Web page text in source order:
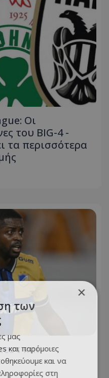
Οι
του BIG-4 -
τα περισσότερα
και
×
των
μας
και παρόμοιες
και να
στη